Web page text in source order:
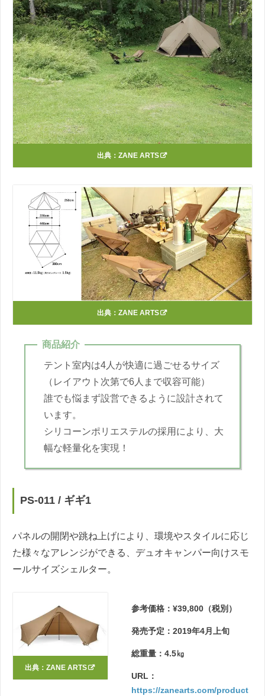
出典： ZANE ARTS
出典： ZANE ARTS
商品紹介
テント室内は4人が快適に過ごせるサイズ
（レイアウト次第で6人まで収容可能）
誰でも悩まず設営できるように設計されて
います。
シリコーンポリエステルの採用により、大
幅な軽量化を実現！
PS-011 / ギギ1
パネルの開閉や跳ね上げにより、環境やスタイルに応じ
た様々なアレンジができる、デュオキャンパー向けスモ
ールサイズシェルター。
出典： ZANE ARTS
参考価格：¥39,800（税別）
発売予定：2019年4月上旬
総重量：4.5㎏
URL：
https://zanearts.com/product